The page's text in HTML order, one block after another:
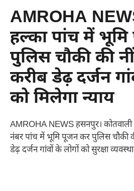
AMROHA
हल्का पांच में
पुलिस चौकी की
करीब डेढ़ दर्जन
को मिलेगा न्याय
AMROHA NEWS हसनपुर। कोतवाली
नंबर पांच में भूमि पूजन कर पुलिस चौकी
डेढ़ दर्जन गांवों के लोगों को सुरक्षा